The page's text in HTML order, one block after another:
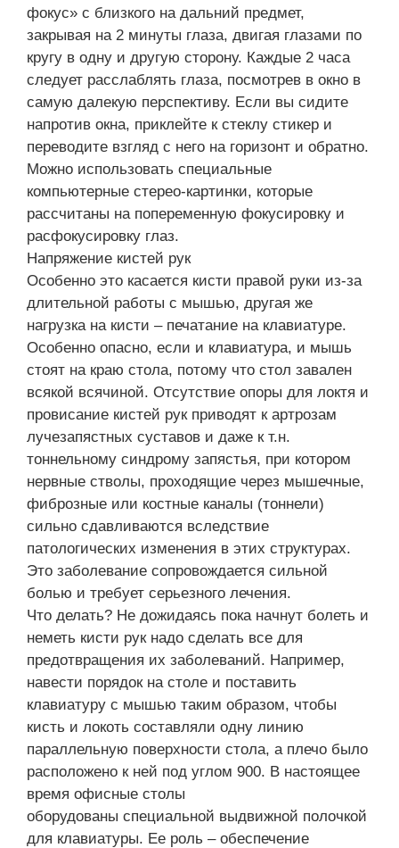
фокус» с близкого на дальний предмет,
закрывая на 2 минуты глаза, двигая глазами по
кругу в одну и другую сторону. Каждые 2 часа
следует расслаблять глаза, посмотрев в окно в
самую далекую перспективу. Если вы сидите
напротив окна, приклейте к стеклу стикер и
переводите взгляд с него на горизонт и обратно.
Можно использовать специальные
компьютерные стерео-картинки, которые
рассчитаны на попеременную фокусировку и
расфокусировку глаз.
Напряжение кистей рук
Особенно это касается кисти правой руки из-за
длительной работы с мышью, другая же
нагрузка на кисти – печатание на клавиатуре.
Особенно опасно, если и клавиатура, и мышь
стоят на краю стола, потому что стол завален
всякой всячиной. Отсутствие опоры для локтя и
провисание кистей рук приводят к артрозам
лучезапястных суставов и даже к т.н.
тоннельному синдрому запястья, при котором
нервные стволы, проходящие через мышечные,
фиброзные или костные каналы (тоннели)
сильно сдавливаются вследствие
патологических изменения в этих структурах.
Это заболевание сопровождается сильной
болью и требует серьезного лечения.
Что делать? Не дожидаясь пока начнут болеть и
неметь кисти рук надо сделать все для
предотвращения их заболеваний. Например,
навести порядок на столе и поставить
клавиатуру с мышью таким образом, чтобы
кисть и локоть составляли одну линию
параллельную поверхности стола, а плечо было
расположено к ней под углом 900. В настоящее
время офисные столы
оборудованы специальной выдвижной полочкой
для клавиатуры. Ее роль – обеспечение